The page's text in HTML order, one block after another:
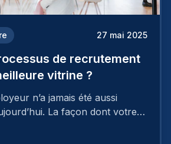
27 mai 2025
de recrutement
vitrine ?
n’a jamais été aussi
La façon dont votre